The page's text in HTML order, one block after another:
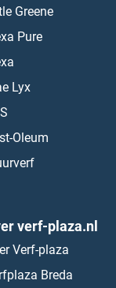
Greene
Pure
Lyx
Oleum
verf-plaza.nl
Verf-plaza
Breda